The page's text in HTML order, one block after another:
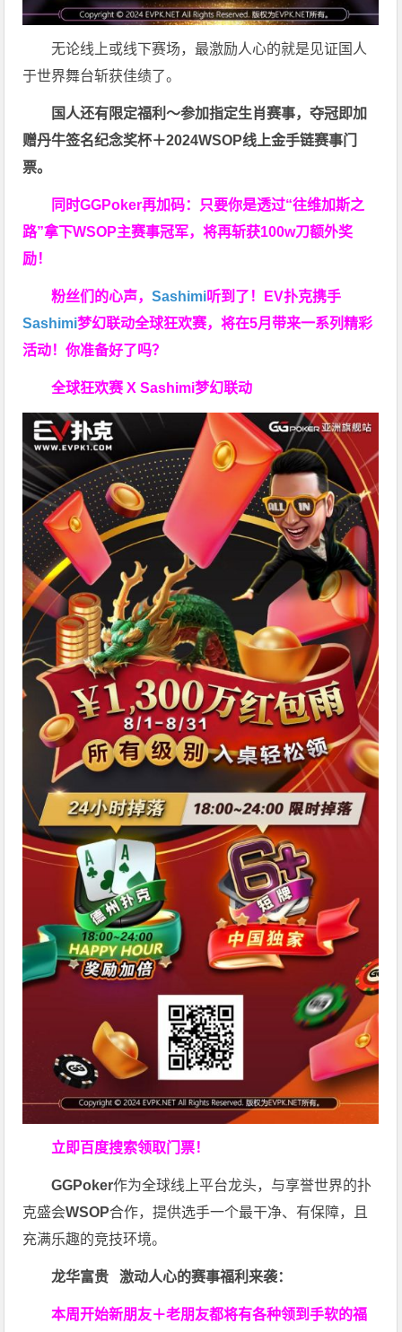
无论线上或线下赛场，最激励人心的就是见证国人
于世界舞台斩获佳绩了。
国人还有限定福利～参加指定生肖赛事，夺冠即加
赠丹牛签名纪念奖杯＋2024WSOP线上金手链赛事门
票。
同时GGPoker再加码：只要你是透过“往维加斯之
路”拿下WSOP主赛事冠军，将再斩获100w刀额外奖
励！
粉丝们的心声，Sashimi听到了！EV扑克携手
Sashimi梦幻联动全球狂欢赛，将在5月带来一系列精彩
活动！你准备好了吗？
全球狂欢赛 X Sashimi梦幻联动
立即百度搜索领取门票！
GGPoker作为全球线上平台龙头，与享誉世界的扑
克盛会WSOP合作，提供选手一个最干净、有保障，且
充满乐趣的竞技环境。
龙华富贵 激动人心的赛事福利来袭：
本周开始新朋友＋老朋友都将有各种领到手软的福